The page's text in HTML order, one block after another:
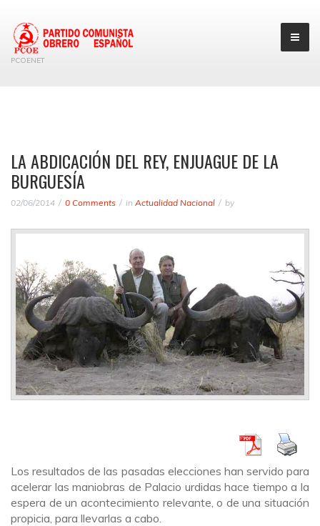
PCOENET
LA ABDICACIÓN DEL REY, ENJUAGUE DE LA
BURGUESÍA
02/06/2014 0 Comments in Actualidad Nacional by
Los resultados de las pasadas elecciones han servido para
acelerar las maniobras de Palacio urdidas hace tiempo a la
espera de un acontecimiento relevante, o de una situación
propicia, para llevarlas a cabo.